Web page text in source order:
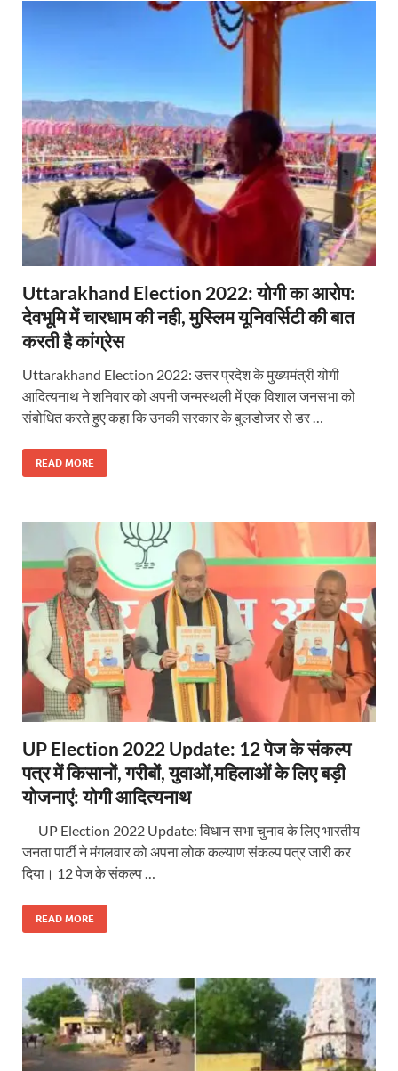
Uttarakhand Election 2022: योगी का आरोप:
देवभूमि में चारधाम की नही, मुस्लिम यूनिवर्सिटी की बात
करती है कांग्रेस
Uttarakhand Election 2022: उत्तर प्रदेश के मुख्यमंत्री योगी
आदित्यनाथ ने शनिवार को अपनी जन्मस्थली में एक विशाल जनसभा को
संबोधित करते हुए कहा कि उनकी सरकार के बुलडोजर से डर …
READ MORE
UP Election 2022 Update: 12 पेज के संकल्प
पत्र में किसानों, गरीबों, युवाओं,महिलाओं के लिए बड़ी
योजनाएं: योगी आदित्यनाथ
UP Election 2022 Update: विधान सभा चुनाव के लिए भारतीय
जनता पार्टी ने मंगलवार को अपना लोक कल्याण संकल्प पत्र जारी कर
दिया। 12 पेज के संकल्प …
READ MORE